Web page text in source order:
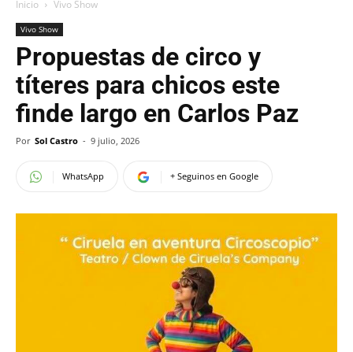
Inicio Vivo Show
Vivo Show
Propuestas de circo y
títeres para chicos este
finde largo en Carlos Paz
Por Sol Castro - 9 julio, 2026
WhatsApp + Seguinos en Google